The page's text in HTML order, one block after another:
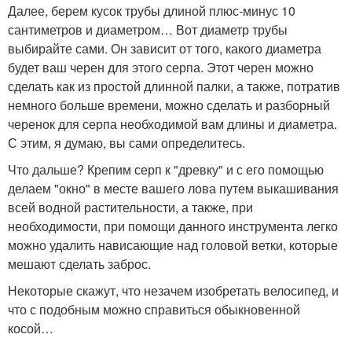
Далее, берем кусок трубы длиной плюс-минус 10
сантиметров и диаметром… Вот диаметр трубы
выбирайте сами. Он зависит от того, какого диаметра
будет ваш черен для этого серпа. Этот черен можно
сделать как из простой длинной палки, а также, потратив
немного больше времени, можно сделать и разборный
черенок для серпа необходимой вам длины и диаметра.
С этим, я думаю, вы сами определитесь.
Что дальше? Крепим серп к "древку" и с его помощью
делаем "окно" в месте вашего лова путем выкашивания
всей водной растительности, а также, при
необходимости, при помощи данного инструмента легко
можно удалить нависающие над головой ветки, которые
мешают сделать заброс.
Некоторые скажут, что незачем изобретать велосипед, и
что с подобным можно справиться обыкновенной
косой…